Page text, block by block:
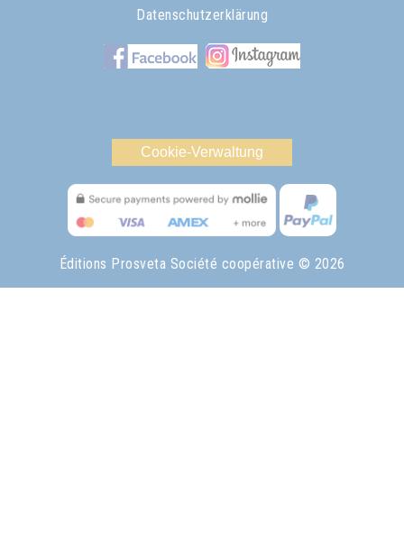
Datenschutzerklärung
Cookie-Verwaltung
Éditions Prosveta Société coopérative © 2026